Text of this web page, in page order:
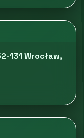
131 Wrocław,